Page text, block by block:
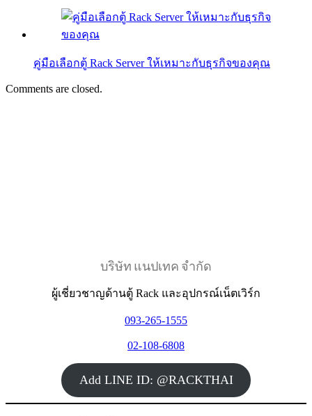
คู่มือเลือกตู้ Rack Server ให้เหมาะกับธุรกิจของคุณ
Comments are closed.
บริษัท แนปเทค จำกัด
ผู้เชี่ยวชาญด้านตู้ Rack และอุปกรณ์เน็ตเวิร์ก
093-265-1555
02-108-6808
Add LINE ID: @RACKTHAI